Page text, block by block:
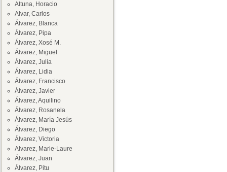
Altuna, Horacio
Alvar, Carlos
Álvarez, Blanca
Álvarez, Pipa
Álvarez, Xosé M.
Álvarez, Miguel
Álvarez, Julia
Álvarez, Lidia
Álvarez, Francisco
Álvarez, Javier
Álvarez, Aquilino
Álvarez, Rosanela
Álvarez, María Jesús
Álvarez, Diego
Álvarez, Victoria
Alvarez, Marie-Laure
Álvarez, Juan
Álvarez, Pitu